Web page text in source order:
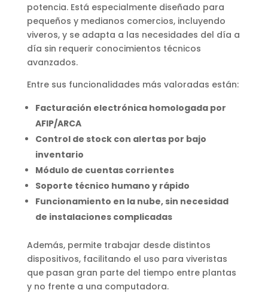
potencia. Está especialmente diseñado para
pequeños y medianos comercios, incluyendo
viveros, y se adapta a las necesidades del día a
día sin requerir conocimientos técnicos
avanzados.
Entre sus funcionalidades más valoradas están:
Facturación electrónica homologada por
AFIP/ARCA
Control de stock con alertas por bajo
inventario
Módulo de cuentas corrientes
Soporte técnico humano y rápido
Funcionamiento en la nube, sin necesidad
de instalaciones complicadas
Además, permite trabajar desde distintos
dispositivos, facilitando el uso para viveristas
que pasan gran parte del tiempo entre plantas
y no frente a una computadora.